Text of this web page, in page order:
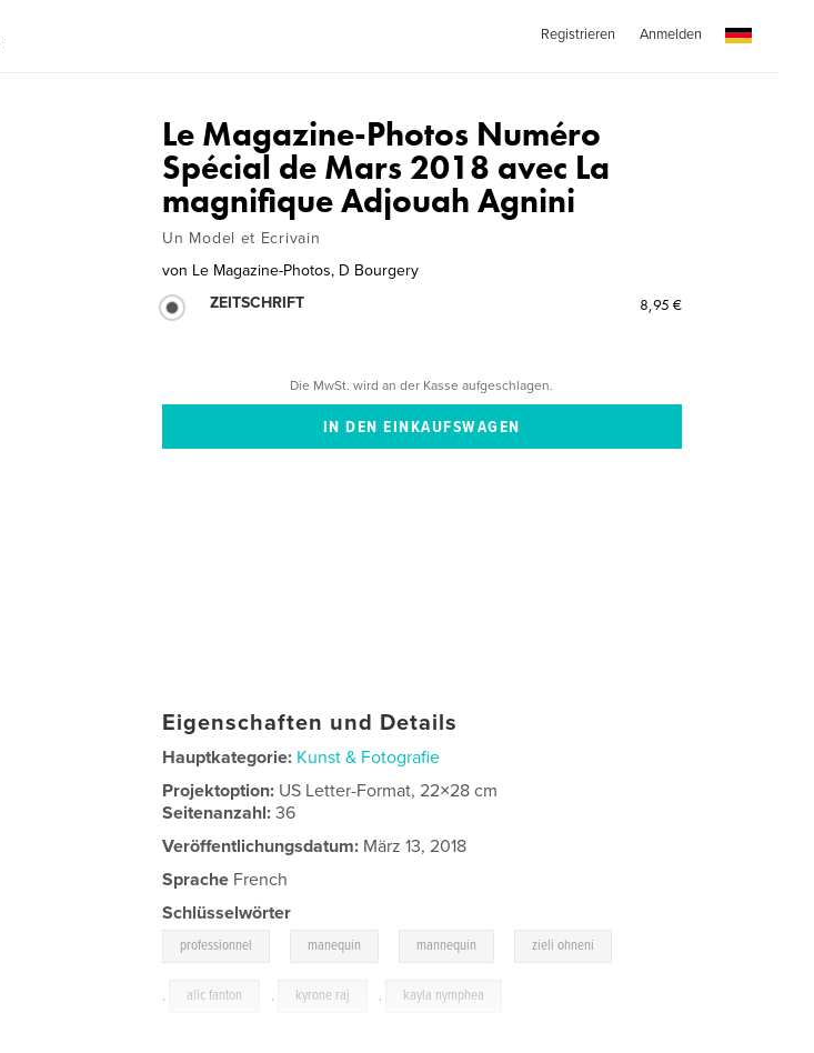
Registrieren Anmelden
Le Magazine-Photos Numéro
Spécial de Mars 2018 avec La
magnifique Adjouah Agnini
Un Model et Ecrivain
von Le Magazine-Photos, D Bourgery
ZEITSCHRIFT
8,95 €
Die MwSt. wird an der Kasse aufgeschlagen.
Eigenschaften und Details
Hauptkategorie: Kunst & Fotografie
Projektoption: US Letter-Format, 22×28 cm
Seitenanzahl:36
Veröffentlichungsdatum: März 13, 2018
Sprache French
Schlüsselwörter
professionnel manequin mannequin zieli ohneni
, alic fanton , kyrone raj , kayla nymphea